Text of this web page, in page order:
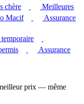
chère
Meilleures
Macif
Assurance
Assurance
prix — même